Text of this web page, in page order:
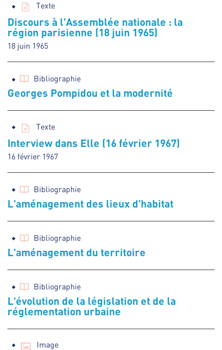
Texte
Discours à l'Assemblée nationale : la
région parisienne (18 juin 1965)
18 juin 1965
Bibliographie
Georges Pompidou et la modernité
Texte
Interview dans Elle (16 février 1967)
16 février 1967
Bibliographie
L'aménagement des lieux d'habitat
Bibliographie
L'aménagement du territoire
Bibliographie
L'évolution de la législation et de la
réglementation urbaine
Image